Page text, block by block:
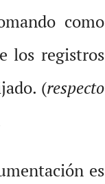
como
los registros
(respecto
es